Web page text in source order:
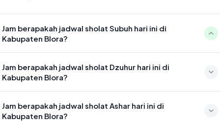
Jam berapakah jadwal sholat Subuh hari ini di
Kabupaten Blora?
Jam berapakah jadwal sholat Dzuhur hari ini di
Kabupaten Blora?
Jam berapakah jadwal sholat Ashar hari ini di
Kabupaten Blora?